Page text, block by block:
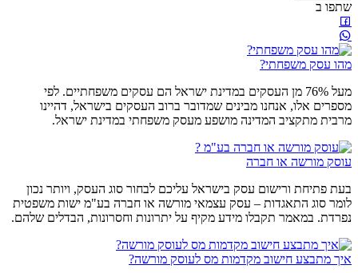
שתפו ב
מהו עסק משפחתי?
מעל 76% מן העסקים במדינת ישראל הם עסקים משפחתיים. לפי
מספרים אלו, אנחנו מבינים שמדובר ברוב העסקים בישראל, דהיינו
מרבית מתקציב המדינה מושפע מעסק משפחתי במדינת ישראל.
עוסק מורשה או חברה
בעת פתיחת ורישום עסק בישראל עליכם לבחור סוג העסק, ויותר נכון
לומר סוג התאגדות – עסק עצמאי מורשה או חברה בע"מ ישות משפטית
נפרדת. במאמר תקבלו מידע מקיף על יתרונות וחסרונות, הבדלים שלהם.
איך מתבצע חישוב מקדמות מס לעוסק מורשה?